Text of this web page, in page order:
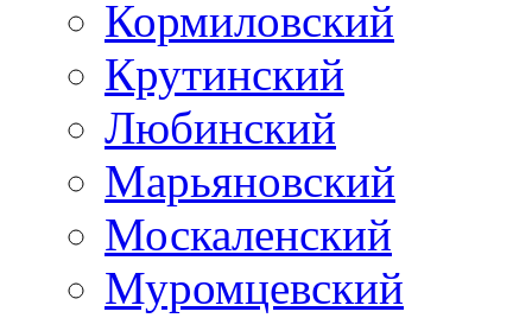
Кормиловский
Крутинский
Любинский
Марьяновский
Москаленский
Муромцевский